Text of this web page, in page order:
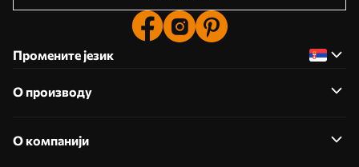
Промените језик
О производу
О компанији